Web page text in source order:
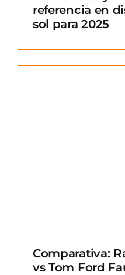
referencia en
sol para 2025
Comparativa:
vs Tom Ford